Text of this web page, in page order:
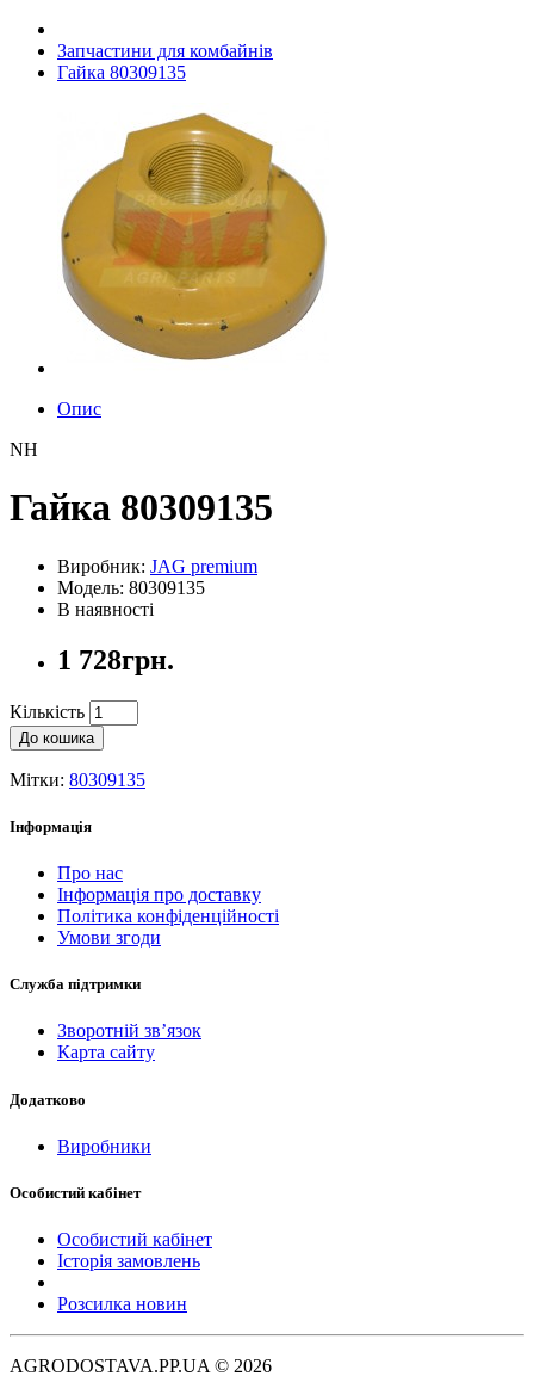
Запчастини для комбайнів
Гайка 80309135
Опис
NH
Гайка 80309135
Виробник: JAG premium
Модель: 80309135
В наявності
1 728грн.
Кількість
До кошика
Мітки: 80309135
Інформація
Про нас
Інформація про доставку
Політика конфіденційності
Умови згоди
Служба підтримки
Зворотній зв’язок
Карта сайту
Додатково
Виробники
Особистий кабінет
Особистий кабінет
Історія замовлень
Розсилка новин
AGRODOSTAVA.PP.UA © 2026